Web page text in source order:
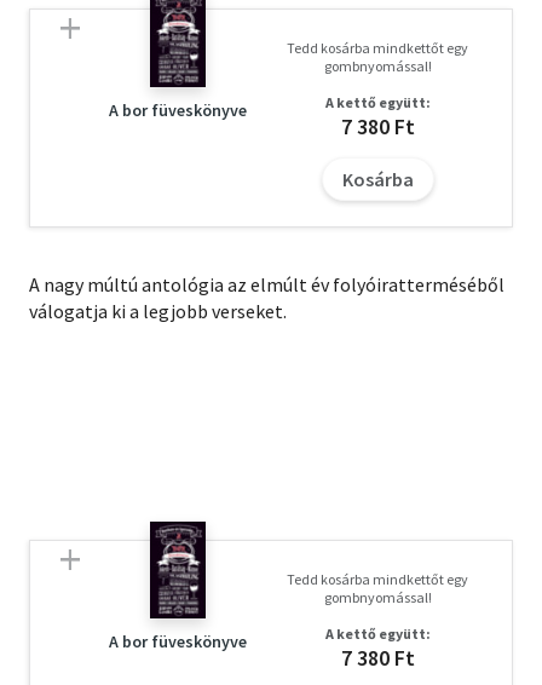
A bor füveskönyve
Tedd kosárba mindkettőt egy
gombnyomással!
A kettő együtt:
7 380 Ft
Kosárba
A nagy múltú antológia az elmúlt év folyóiratterméséből
válogatja ki a legjobb verseket.
A bor füveskönyve
Tedd kosárba mindkettőt egy
gombnyomással!
A kettő együtt:
7 380 Ft